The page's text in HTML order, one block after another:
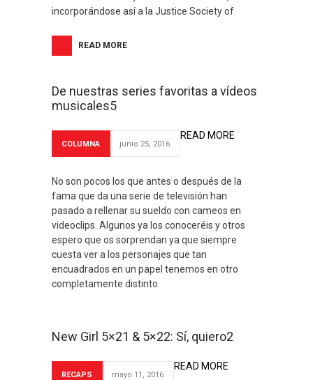
incorporándose así a la Justice Society of
READ MORE
De nuestras series favoritas a vídeos
musicales5
COLUMNA junio 25, 2016
No son pocos los que antes o después de la
fama que da una serie de televisión han
pasado a rellenar su sueldo con cameos en
videoclips. Algunos ya los conoceréis y otros
espero que os sorprendan ya que siempre
cuesta ver a los personajes que tan
encuadrados en un papel tenemos en otro
completamente distinto.
READ MORE
New Girl 5×21 & 5×22: Sí, quiero2
RECAPS mayo 11, 2016
READ MORE